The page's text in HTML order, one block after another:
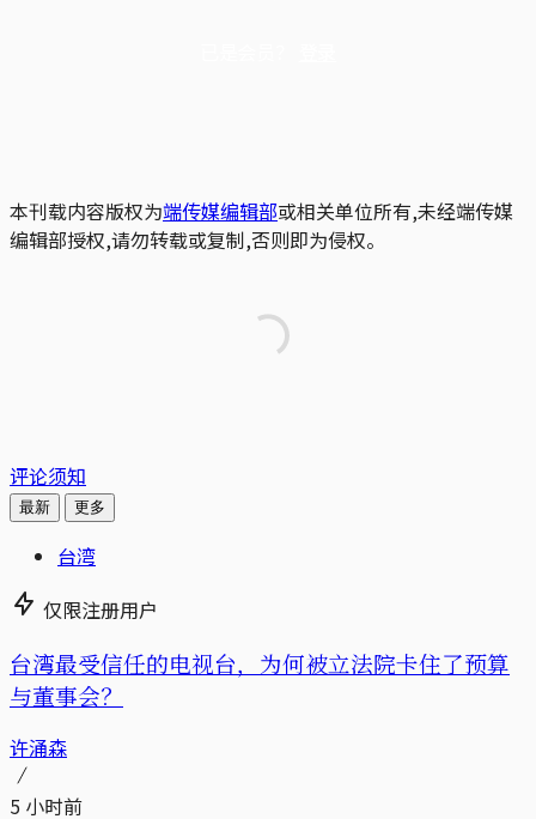
本刊载内容版权为端传媒编辑部或相关单位所有,未经端传媒
编辑部授权,请勿转载或复制,否则即为侵权。
评论须知
最新 更多
台湾
仅限注册用户
台湾最受信任的电视台，为何被立法院卡住了预算
与董事会？
许涌森
5 小时前